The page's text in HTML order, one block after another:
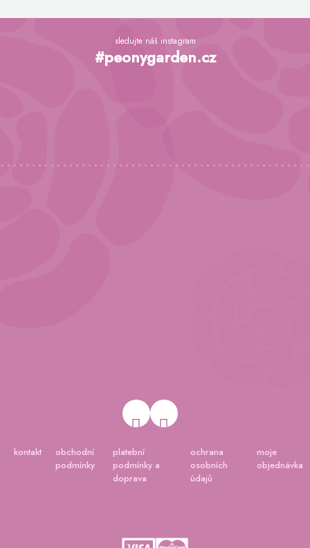
Z
sledujte náš instagram
#peonygarden.cz
kontakt
obchodní
podmínky
platební
podmínky a
doprava
ochrana
osobních
údajů
moje
objednávka